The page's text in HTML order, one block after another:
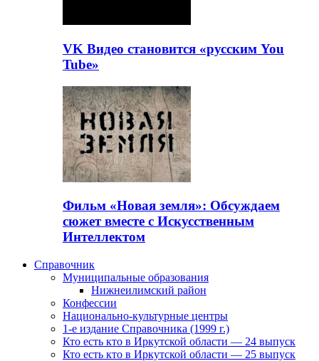
VK Видео становится «русским You
Tube»
Фильм «Новая земля»: Обсуждаем
сюжет вместе с Искусственным
Интеллектом
Справочник
Муниципальные образования
Нижнеилимский район
Конфессии
Национально-культурные центры
1-е издание Справочника (1999 г.)
Кто есть кто в Иркутской области — 24 выпуск
Кто есть кто в Иркутской области — 25 выпуск